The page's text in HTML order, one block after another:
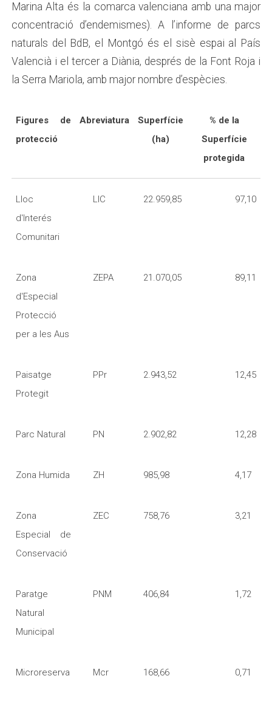
Marina Alta és la comarca valenciana amb una major
concentració d’endemismes). A l’informe de parcs
naturals del BdB, el Montgó és el sisè espai al País
Valencià i el tercer a Diània, després de la Font Roja i
la Serra Mariola, amb major nombre d’espècies.
Figures de
protecció
Abreviatura
Superfície
(ha)
% de la
Superfície
protegida
Lloc
d'Interés
Comunitari
LIC 22.959,85 97,10
Zona
d'Especial
Protecció
per a les Aus
ZEPA 21.070,05 89,11
Paisatge
Protegit
PPr 2.943,52 12,45
Parc Natural PN 2.902,82 12,28
Zona Humida ZH 985,98 4,17
Zona
Especial de
Conservació
ZEC 758,76 3,21
Paratge
Natural
Municipal
PNM 406,84 1,72
Microreserva Mcr 168,66 0,71